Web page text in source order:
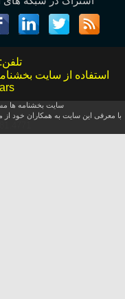
تلفن:
استفاده از سایت
سایت بخشنامه ها
با معرفی این سایت به همکاران خود از